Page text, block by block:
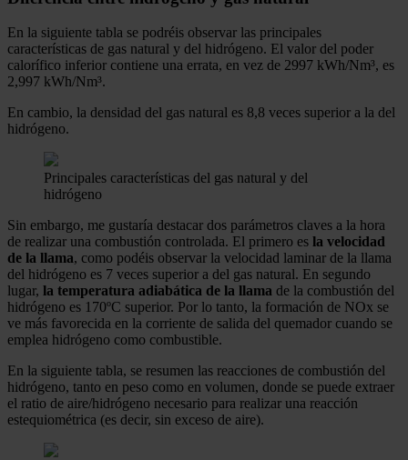
En la siguiente tabla se podréis observar las principales
características de gas natural y del hidrógeno. El valor del poder
calorífico inferior contiene una errata, en vez de 2997 kWh/Nm³, es
2,997 kWh/Nm³.
En cambio, la densidad del gas natural es 8,8 veces superior a la del
hidrógeno.
Principales características del gas natural y del
hidrógeno
Sin embargo, me gustaría destacar dos parámetros claves a la hora
de realizar una combustión controlada. El primero es la velocidad
de la llama, como podéis observar la velocidad laminar de la llama
del hidrógeno es 7 veces superior a del gas natural. En segundo
lugar, la temperatura adiabática de la llama de la combustión del
hidrógeno es 170ºC superior. Por lo tanto, la formación de NOx se
ve más favorecida en la corriente de salida del quemador cuando se
emplea hidrógeno como combustible.
En la siguiente tabla, se resumen las reacciones de combustión del
hidrógeno, tanto en peso como en volumen, donde se puede extraer
el ratio de aire/hidrógeno necesario para realizar una reacción
estequiométrica (es decir, sin exceso de aire).